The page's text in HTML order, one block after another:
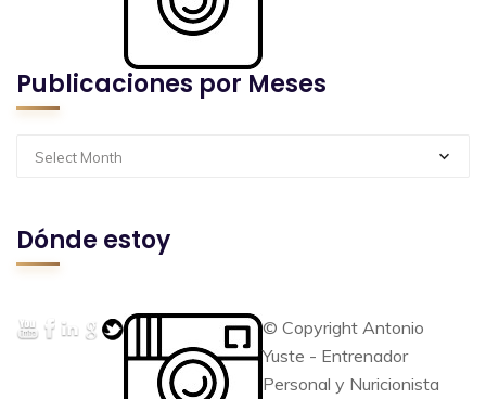
Publicaciones por Meses
Select Month
Dónde estoy
© Copyright Antonio
Yuste - Entrenador
Personal y Nuricionista